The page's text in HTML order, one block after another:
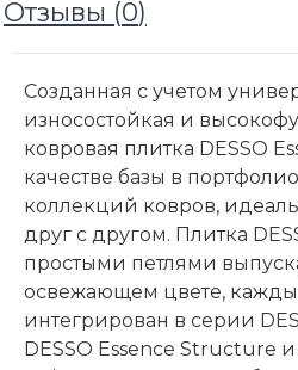
Отзывы (0)
Созданная с учетом
износостойкая и
ковровая плитка DESSO
качестве базы в
коллекций ковров,
друг с другом. Плитка
простыми петлями
освежающем цвете,
интегрирован в серии
DESSO Essence Structure и